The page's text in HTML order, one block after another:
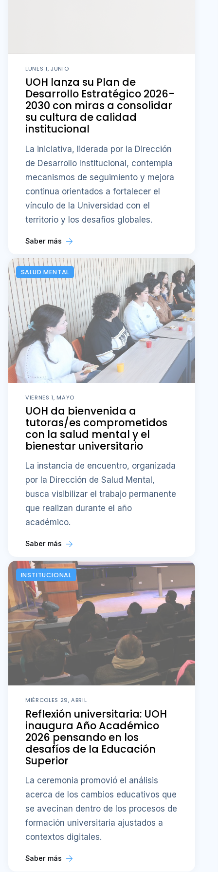
LUNES 1, JUNIO
UOH lanza su Plan de
Desarrollo Estratégico 2026-
2030 con miras a consolidar
su cultura de calidad
institucional
La iniciativa, liderada por la Dirección
de Desarrollo Institucional, contempla
mecanismos de seguimiento y mejora
continua orientados a fortalecer el
vínculo de la Universidad con el
territorio y los desafíos globales.
Saber más
SALUD MENTAL
VIERNES 1, MAYO
UOH da bienvenida a
tutoras/es comprometidos
con la salud mental y el
bienestar universitario
La instancia de encuentro, organizada
por la Dirección de Salud Mental,
busca visibilizar el trabajo permanente
que realizan durante el año
académico.
Saber más
INSTITUCIONAL
MIÉRCOLES 29, ABRIL
Reflexión universitaria: UOH
inaugura Año Académico
2026 pensando en los
desafíos de la Educación
Superior
La ceremonia promovió el análisis
acerca de los cambios educativos que
se avecinan dentro de los procesos de
formación universitaria ajustados a
contextos digitales.
Saber más